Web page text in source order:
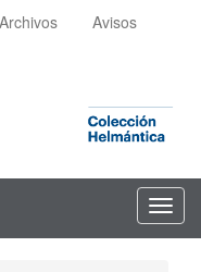
Archivos
Avisos